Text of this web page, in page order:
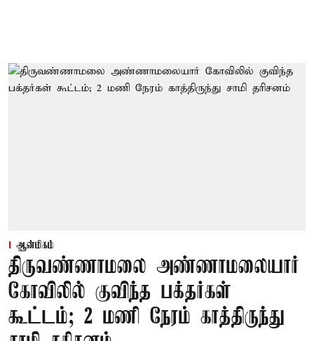
ஆன்மிகம்
திருவண்ணாமலை அண்ணாமலையார்
கோவிலில் குவிந்த பக்தர்கள்
கூட்டம்; 2 மணி நேரம் காத்திருந்து